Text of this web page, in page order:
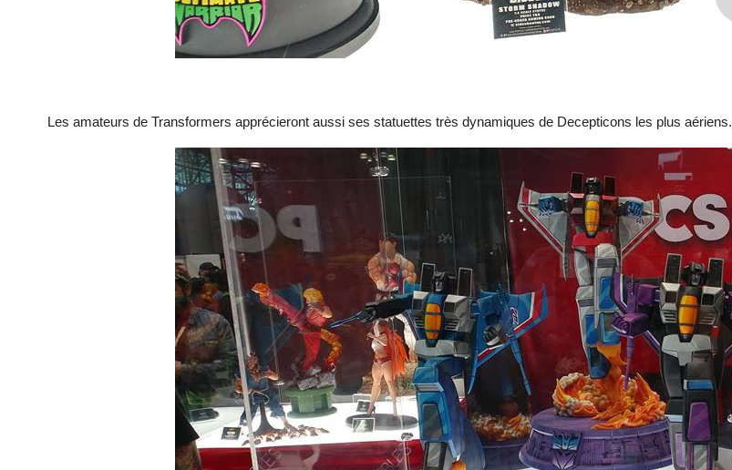
Les amateurs de Transformers apprécieront aussi ses statuettes très dynamiques de Decepticons les plus aériens.